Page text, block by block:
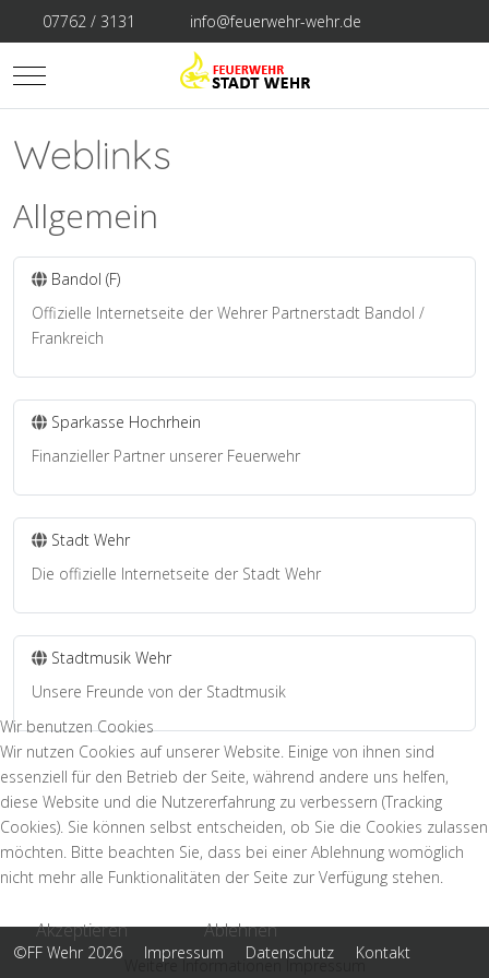
07762 / 3131 info@feuerwehr-wehr.de
Mobile Menu Toggle
Weblinks
Allgemein
Bandol (F)
Offizielle Internetseite der Wehrer Partnerstadt Bandol /
Frankreich
Sparkasse Hochrhein
Finanzieller Partner unserer Feuerwehr
Stadt Wehr
Die offizielle Internetseite der Stadt Wehr
Stadtmusik Wehr
Unsere Freunde von der Stadtmusik
©FF Wehr 2026 Impressum Datenschutz Kontakt
Wir benutzen Cookies
Wir nutzen Cookies auf unserer Website. Einige von ihnen sind
essenziell für den Betrieb der Seite, während andere uns helfen,
diese Website und die Nutzererfahrung zu verbessern (Tracking
Cookies). Sie können selbst entscheiden, ob Sie die Cookies zulassen
möchten. Bitte beachten Sie, dass bei einer Ablehnung womöglich
nicht mehr alle Funktionalitäten der Seite zur Verfügung stehen.
Akzeptieren Ablehnen
Weitere Informationen Impressum